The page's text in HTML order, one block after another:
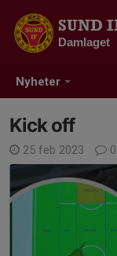
Nyheter
SUND
Damlaget
Kick off
25 feb 2023